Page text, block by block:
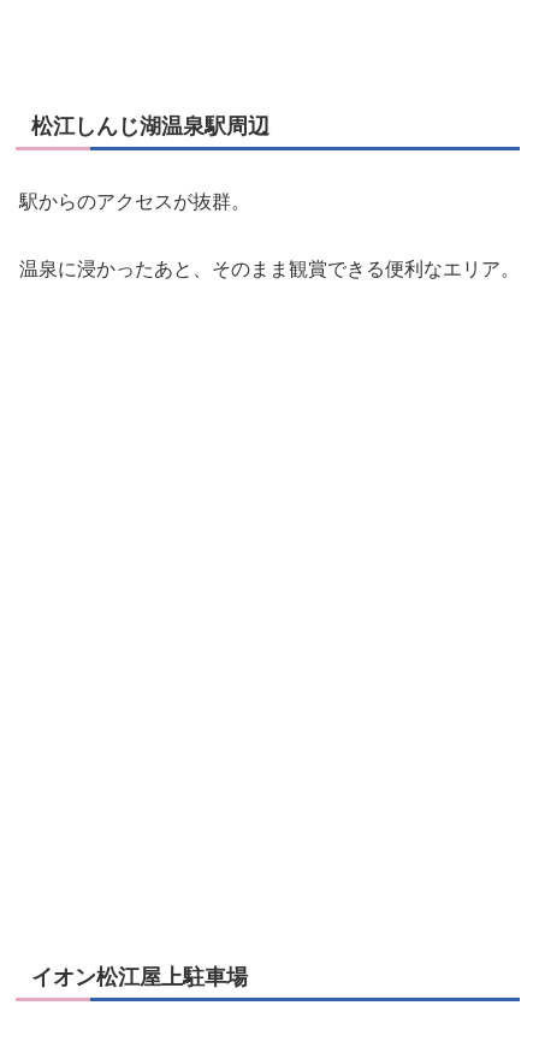
松江しんじ湖温泉駅周辺
駅からのアクセスが抜群。
温泉に浸かったあと、そのまま観賞できる便利なエリア。
イオン松江屋上駐車場